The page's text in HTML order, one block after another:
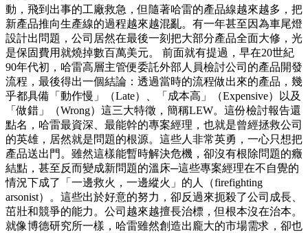
動，飛到出事的工廠救急，但隨著哈雷的產品線越來越多，把
新產品推向生產線的過程越來越混亂。有一年甚至因為車尾燈
設計出問題，公司居然在最後一刻把大部分產品全面大修，光
是保固費用就燒掉數百萬美元。 前面就有提過，早在20世紀
90年代初，哈雷高層主管便委託外部人員檢討公司的產品開發
流程，最後得出一個結論：透過當時的流程做出來的產品，幾
乎都具備「動作慢」（Late）、「成本高」（Expensive）以及
「做錯」（Wrong）這三大特徵，簡稱LEW。這份檢討報告還
點名，哈雷最資深、最能幹的專案經理，也就是曾經拯救公司
的英雄，居然就是問題的根源。這些人非常英勇，一心只想把
產品送出門。雖然這樣能暫時解決危機，卻沒有根除問題的癥
結點，甚至反而變成新問題的溫床─這些專案經理在不自覺的
情況下成了「一邊救火，一邊縱火」的人（firefighting
arsonist）。這些出於好意的努力，卻反過來扼殺了公司成長、
茁壯和競爭的能力。公司越來越擅長治標，但根本沒在治本。
就像博德研究所一樣，哈雷雖然創造出龐大的市場需求，卻也